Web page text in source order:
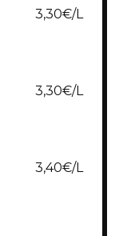
3,30€/L
3,30€/L
3,40€/L